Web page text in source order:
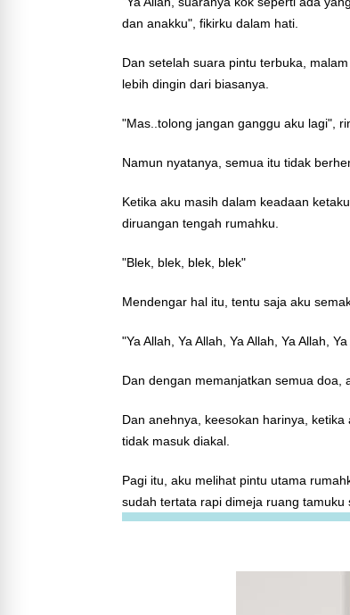
dan anakku", fikirku dalam hati.
Dan setelah suara pintu terbuka,
lebih dingin dari biasanya.
"Mas..tolong jangan ganggu aku lagi",
Namun nyatanya, semua itu tidak
Ketika aku masih dalam keadaan
diruangan tengah rumahku.
"Blek, blek, blek, blek"
Mendengar hal itu, tentu saja aku
"Ya Allah, Ya Allah, Ya Allah, Ya Allah,
Dan dengan memanjatkan semua doa,
Dan anehnya, keesokan harinya,
tidak masuk diakal.
Pagi itu, aku melihat pintu utama
sudah tertata rapi dimeja ruang